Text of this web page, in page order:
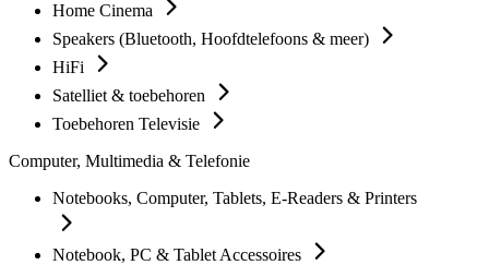
Home Cinema
Speakers (Bluetooth, Hoofdtelefoons & meer)
HiFi
Satelliet & toebehoren
Toebehoren Televisie
Computer, Multimedia & Telefonie
Notebooks, Computer, Tablets, E-Readers & Printers
Notebook, PC & Tablet Accessoires